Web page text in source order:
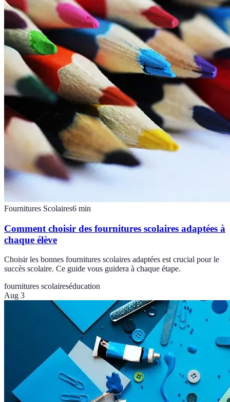
Fournitures Scolaires6 min
Comment choisir des fournitures scolaires adaptées à
chaque élève
Choisir les bonnes fournitures scolaires adaptées est crucial pour le
succès scolaire. Ce guide vous guidera à chaque étape.
fournitures scolaireséducation
Aug 3